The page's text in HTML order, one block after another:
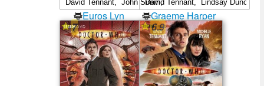
Euros Lyn
Graeme Harper
7
6.9